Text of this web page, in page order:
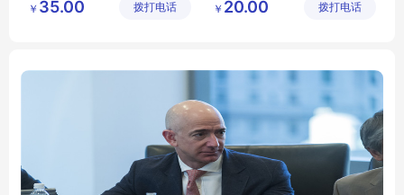
食品有限
￥ 35.00 拨打电话
食品有限
￥ 20.00 拨打电话